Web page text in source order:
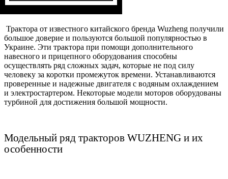
Трактора от известного китайского бренда Wuzheng получили
большое доверие и пользуются большой популярностью в
Украине. Эти трактора при помощи дополнительного
навесного и прицепного оборудования способны
осуществлять ряд сложных задач, которые не под силу
человеку за коротки промежуток времени. Устанавливаются
проверенные и надежные двигателя с водяным охлаждением
и электростартером. Некоторые модели моторов оборудованы
турбиной для достижения большой мощности.
Модельный ряд тракторов WUZHENG и их
особенности